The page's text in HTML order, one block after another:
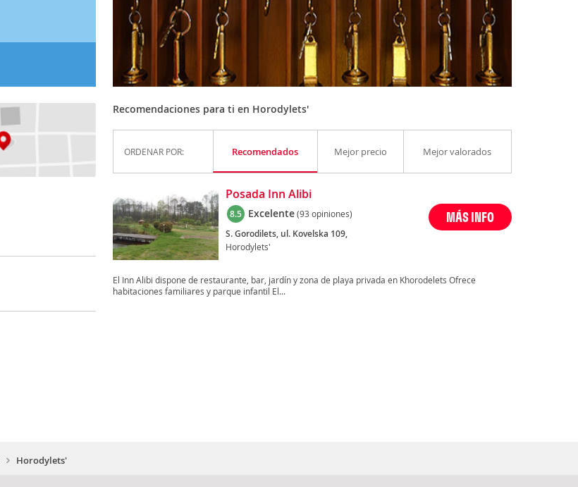
Recomendaciones para ti en Horodylets'
ORDENAR POR: Recomendados Mejor precio Mejor valorados
Posada Inn Alibi
8.5 Excelente(93 opiniones)
S. Gorodilets, ul. Kovelska 109,
Horodylets'
MÁS INFO
El Inn Alibi dispone de restaurante, bar, jardín y zona de playa privada en Khorodelets Ofrece
habitaciones familiares y parque infantil El...
Horodylets'